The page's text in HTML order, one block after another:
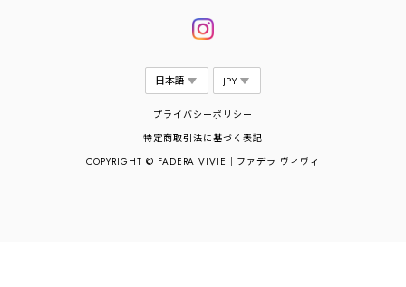
プライバシーポリシー
特定商取引法に基づく表記
COPYRIGHT © FADERA VIVIE｜ファデラ ヴィヴィ